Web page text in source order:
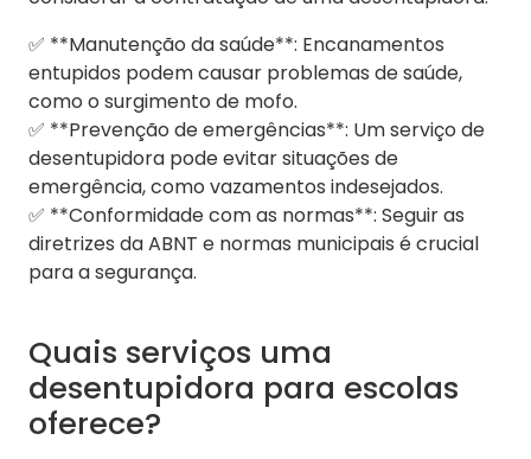
✅ **Manutenção da saúde**: Encanamentos
entupidos podem causar problemas de saúde,
como o surgimento de mofo.
✅ **Prevenção de emergências**: Um serviço de
desentupidora pode evitar situações de
emergência, como vazamentos indesejados.
✅ **Conformidade com as normas**: Seguir as
diretrizes da ABNT e normas municipais é crucial
para a segurança.
Quais serviços uma
desentupidora para escolas
oferece?